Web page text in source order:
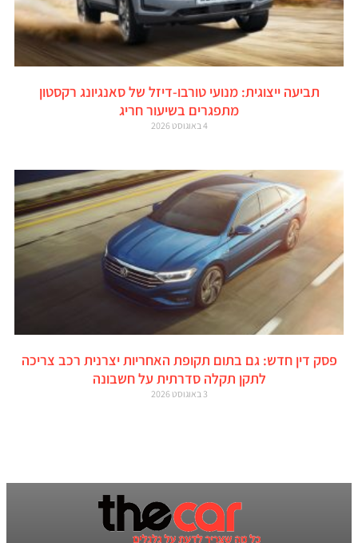
תביעה ייצוגית: מנועי טורבו-דיזל של סאנגיונג רקסטון
מתפגרים בשיעור חריג
פסק דין חדש: גם בתום תקופת האחריות יצרנית רכב צריכה
לתקן תקלה סדרתית על חשבונה